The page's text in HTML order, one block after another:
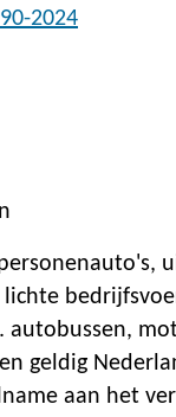
2024
lichte
autobussen,
geldig
aan het